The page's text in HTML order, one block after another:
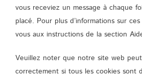
vous receviez un message à chaque
placé. Pour plus d’informations sur
vous aux instructions de la section
Veuillez noter que notre site web
correctement si tous les cookies sont